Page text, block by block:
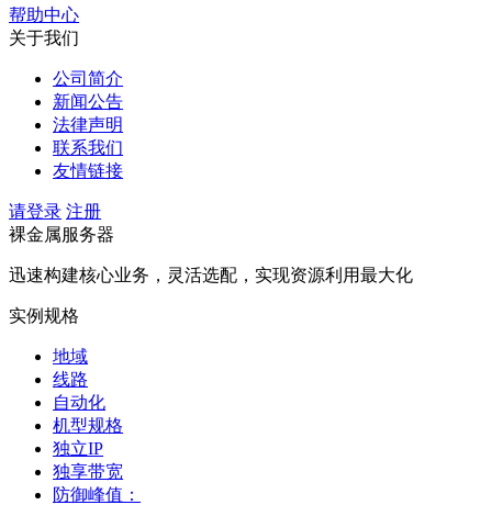
帮助中心
关于我们
公司简介
新闻公告
法律声明
联系我们
友情链接
请登录 注册
裸金属服务器
迅速构建核心业务，灵活选配，实现资源利用最大化
实例规格
地域
线路
自动化
机型规格
独立IP
独享带宽
防御峰值：